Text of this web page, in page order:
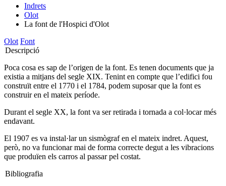
Indrets
Olot
La font de l'Hospici d'Olot
Olot Font
Descripció
Poca cosa es sap de l’origen de la font. Es tenen documents que ja
existia a mitjans del segle XIX. Tenint en compte que l’edifici fou
construït entre el 1770 i el 1784, podem suposar que la font es
construir en el mateix període.
Durant el segle XX, la font va ser retirada i tornada a col·locar més
endavant.
El 1907 es va instal·lar un sismògraf en el mateix indret. Aquest,
però, no va funcionar mai de forma correcte degut a les vibracions
que produïen els carros al passar pel costat.
Bibliografia